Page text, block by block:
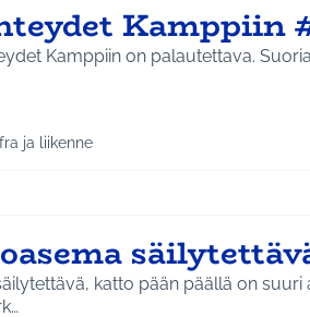
Kamppiin
Kamppiin on palautettava.
mukaan: Koko Tuusula
tulokset teeman mukaan: Infra ja liikenne
ja liikenne
katto pään päällä on suuri